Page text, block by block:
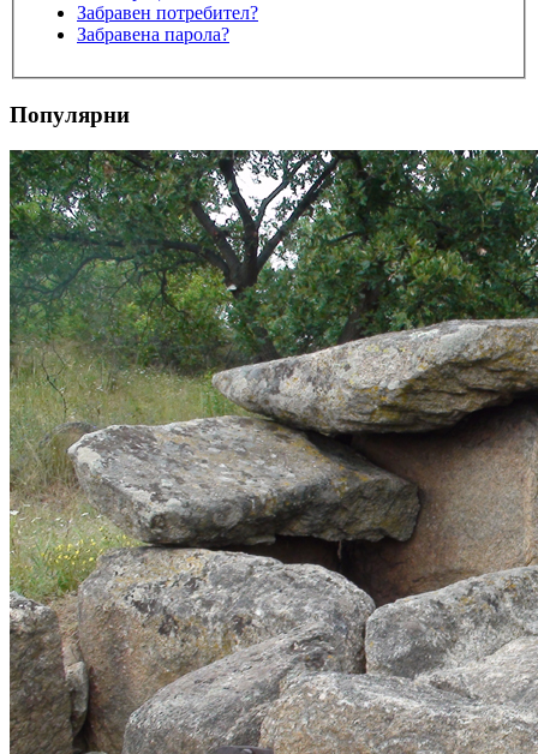
Забравен потребител?
Забравена парола?
Популярни